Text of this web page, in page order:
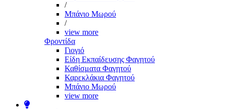
/
Μπάνιο Μωρού
/
view more
Φροντίδα
Γιογιό
Είδη Εκπαίδευσης Φαγητού
Καθίσματα Φαγητού
Καρεκλάκια Φαγητού
Μπάνιο Μωρού
view more